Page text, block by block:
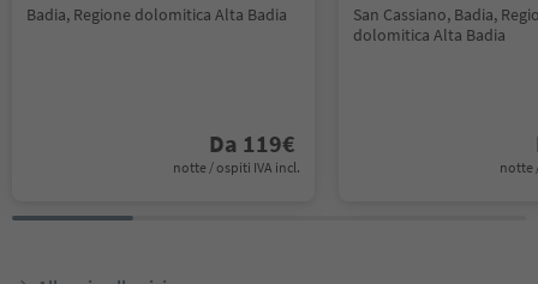
Badia, Regione dolomitica Alta Badia
Da 119€
notte / ospiti IVA incl.
San Cassiano, Badia,
dolomitica Alta Badia
notte